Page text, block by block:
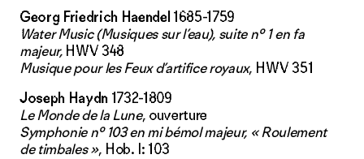
Georg Friedrich Haendel 1685-1759
Water Music (Musiques sur l’eau), suite nº 1 en fa
majeur,HWV 348
Musique pour les Feux d’artifice royaux, HWV 351
Joseph Haydn 1732-1809
Le Monde de la Lune, ouverture
Symphonie nº 103 en mi bémol majeur, « Roulement
de timbales », Hob. I: 103